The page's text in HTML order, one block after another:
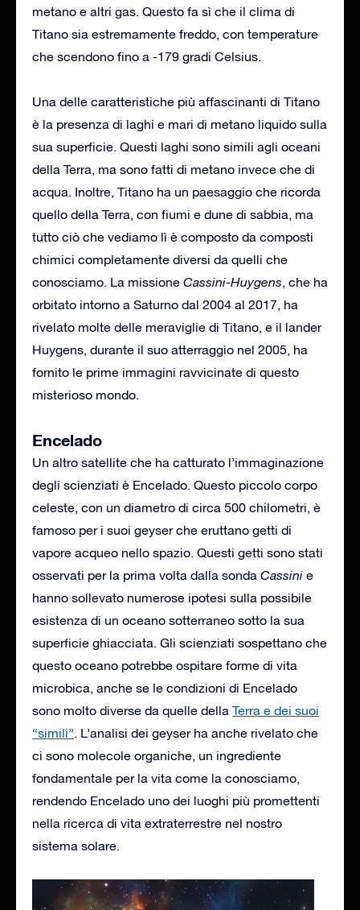
metano e altri gas. Questo fa sì che il clima di
Titano sia estremamente freddo, con temperature
che scendono fino a -179 gradi Celsius.
Una delle caratteristiche più affascinanti di Titano
è la presenza di laghi e mari di metano liquido sulla
sua superficie. Questi laghi sono simili agli oceani
della Terra, ma sono fatti di metano invece che di
acqua. Inoltre, Titano ha un paesaggio che ricorda
quello della Terra, con fiumi e dune di sabbia, ma
tutto ciò che vediamo lì è composto da composti
chimici completamente diversi da quelli che
conosciamo. La missione Cassini-Huygens, che ha
orbitato intorno a Saturno dal 2004 al 2017, ha
rivelato molte delle meraviglie di Titano, e il lander
Huygens, durante il suo atterraggio nel 2005, ha
fornito le prime immagini ravvicinate di questo
misterioso mondo.
Encelado
Un altro satellite che ha catturato l’immaginazione
degli scienziati è Encelado. Questo piccolo corpo
celeste, con un diametro di circa 500 chilometri, è
famoso per i suoi geyser che eruttano getti di
vapore acqueo nello spazio. Questi getti sono stati
osservati per la prima volta dalla sonda Cassini e
hanno sollevato numerose ipotesi sulla possibile
esistenza di un oceano sotterraneo sotto la sua
superficie ghiacciata. Gli scienziati sospettano che
questo oceano potrebbe ospitare forme di vita
microbica, anche se le condizioni di Encelado
sono molto diverse da quelle della Terra e dei suoi
“simili”. L’analisi dei geyser ha anche rivelato che
ci sono molecole organiche, un ingrediente
fondamentale per la vita come la conosciamo,
rendendo Encelado uno dei luoghi più promettenti
nella ricerca di vita extraterrestre nel nostro
sistema solare.